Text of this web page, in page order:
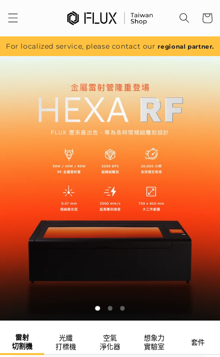
容
For localized service, please contact ourregional partner.
雷射
切割機
光纖
打標機
空氣
淨化器
想象力
實驗室
套件